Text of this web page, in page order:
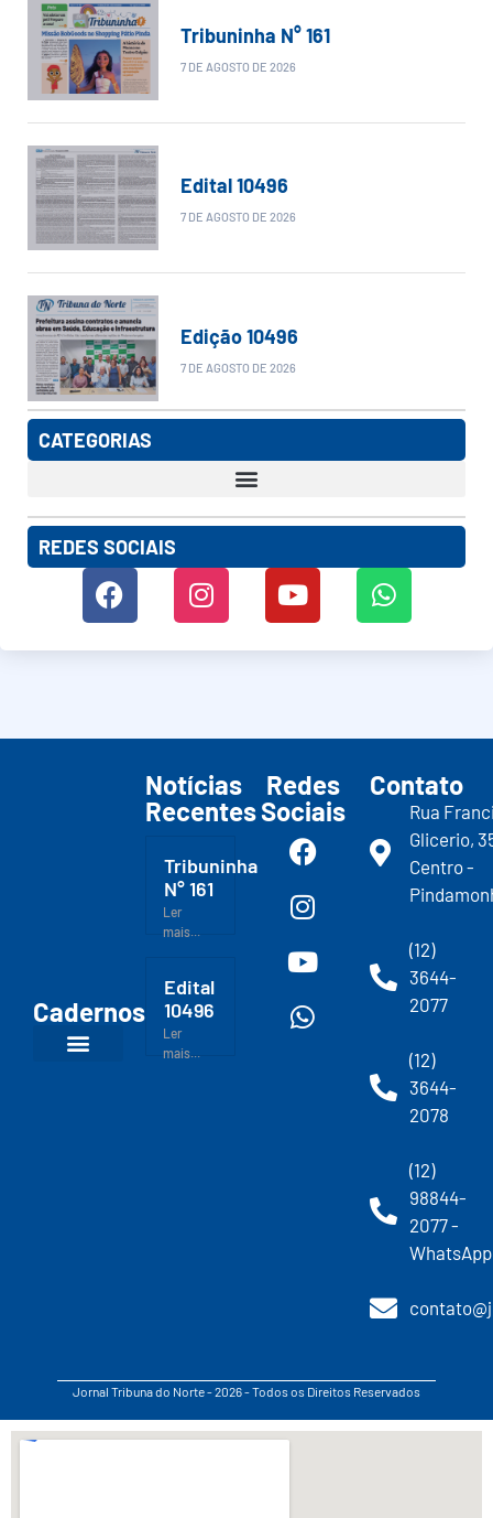
Tribuninha N° 161
7 DE AGOSTO DE 2026
Edital 10496
7 DE AGOSTO DE 2026
Edição 10496
7 DE AGOSTO DE 2026
CATEGORIAS
REDES SOCIAIS
Cadernos
Notícias
Recentes
Tribuninha
N° 161
Ler
mais...
Edital
10496
Ler
mais...
Redes
Sociais
Contato
Rua
Glicerio,
Centro -
(12)
3644-
2077
(12)
3644-
2078
(12)
98844-
2077 -
WhatsApp
Jornal Tribuna do Norte - 2026 - Todos os Direitos Reservados